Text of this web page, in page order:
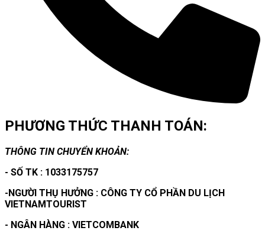
PHƯƠNG THỨC THANH TOÁN:
THÔNG TIN CHUYỂN KHOẢN:
- SỐ TK : 1033175757
-NGƯỜI THỤ HƯỞNG : CÔNG TY CỔ PHẦN DU LỊCH
VIETNAMTOURIST
- NGÂN HÀNG : VIETCOMBANK